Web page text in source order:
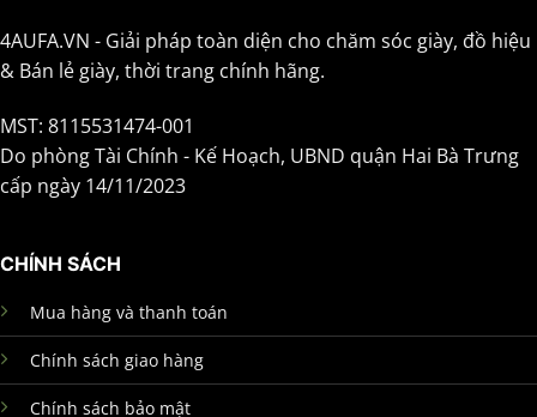
4AUFA.VN - Giải pháp toàn diện cho chăm sóc giày, đồ hiệu
& Bán lẻ giày, thời trang chính hãng.
MST: 8115531474-001
Do phòng Tài Chính - Kế Hoạch, UBND quận Hai Bà Trưng
cấp ngày 14/11/2023
CHÍNH SÁCH
Mua hàng và thanh toán
Chính sách giao hàng
Chính sách bảo mật